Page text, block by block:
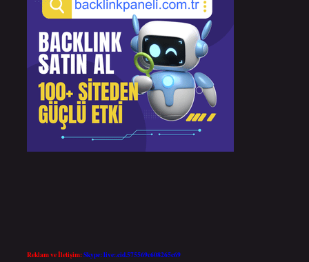
Reklam ve İletişim:Skype: live:.cid.575569c608265c69